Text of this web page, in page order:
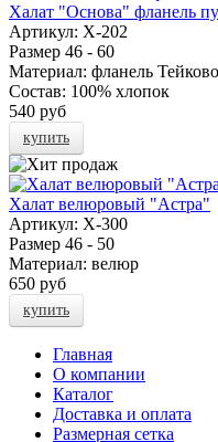
Халат "Основа" фланель
Артикул: Х-202
Размер 46 - 60
Материал: фланель Тейково
Состав: 100% хлопок
540 руб
купить
Халат велюровый "Астра"
Артикул: Х-300
Размер 46 - 50
Материал: велюр
650 руб
купить
Главная
О компании
Каталог
Доставка и оплата
Размерная сетка